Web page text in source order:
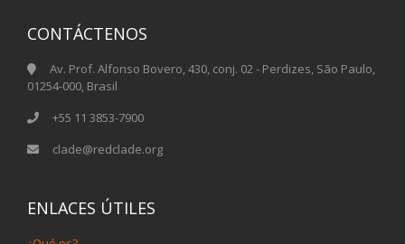
CONTÁCTENOS
Av. Prof. Alfonso Bovero, 430, conj. 02 - Perdizes, São Paulo,
01254-000, Brasil
+55 11 3853-7900
clade@redclade.org
ENLACES ÚTILES